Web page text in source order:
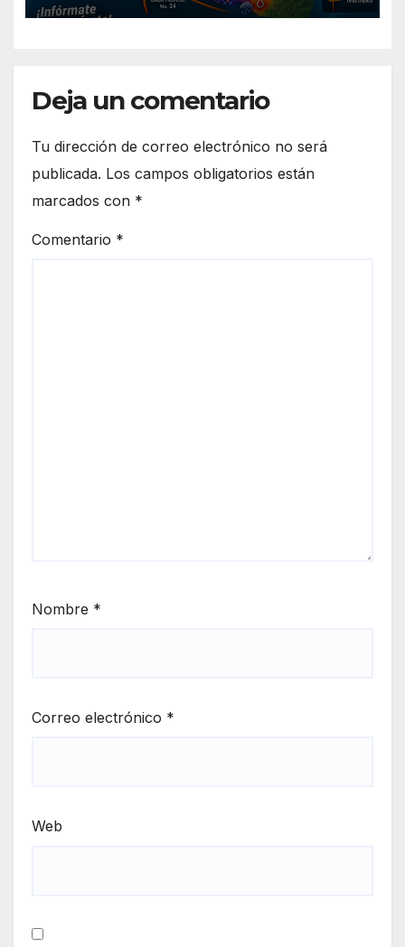
Deja un comentario
Tu dirección de correo electrónico no será
publicada. Los campos obligatorios están
marcados con *
Comentario *
Nombre *
Correo electrónico *
Web